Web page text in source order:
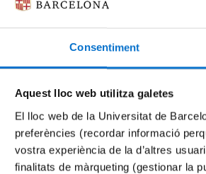
Consentiment
Aquest lloc web utilitza galetes
El lloc web de la Universitat de
preferències (recordar informació
vostra experiència de la d’altres
finalitats de màrqueting (gestionar la